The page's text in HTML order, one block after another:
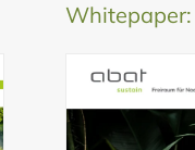
Whitepaper: